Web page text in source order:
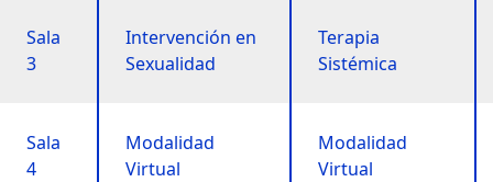
Sala
3
Intervención en
Sexualidad
Terapia
Sistémica
Sala
4
Modalidad
Virtual
Modalidad
Virtual